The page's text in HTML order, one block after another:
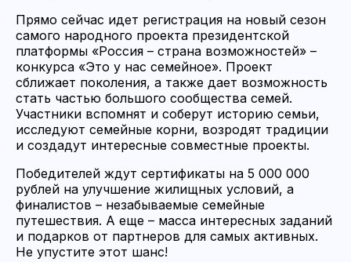
Прямо сейчас идет регистрация на новый сезон
самого народного проекта президентской
платформы «Россия – страна возможностей» –
конкурса «Это у нас семейное». Проект
сближает поколения, а также дает возможность
стать частью большого сообщества семей.
Участники вспомнят и соберут историю семьи,
исследуют семейные корни, возродят традиции
и создадут интересные совместные проекты.
Победителей ждут сертификаты на 5 000 000
рублей на улучшение жилищных условий, а
финалистов – незабываемые семейные
путешествия. А еще – масса интересных заданий
и подарков от партнеров для самых активных.
Не упустите этот шанс!